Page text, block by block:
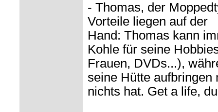
- Thomas, der
Vorteile liegen auf der
Hand: Thomas kann
Kohle für seine
Frauen, DVDs...),
seine Hütte aufbringen
nichts hat. Get a life,